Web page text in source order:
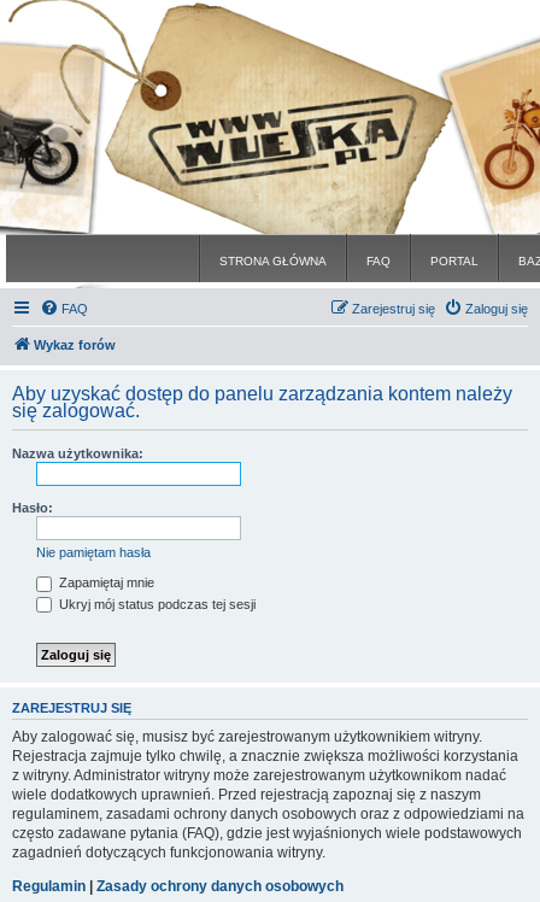
STRONA GŁÓWNA FAQ PORTAL
FAQ Zaloguj się
Zarejestruj się
Wykaz forów
Aby uzyskać dostęp do panelu zarządzania kontem należy
się zalogować.
Nazwa użytkownika:
Hasło:
Nie pamiętam hasła
Zapamiętaj mnie
Ukryj mój status podczas tej sesji
ZAREJESTRUJ SIĘ
Aby zalogować się, musisz być zarejestrowanym użytkownikiem witryny.
Rejestracja zajmuje tylko chwilę, a znacznie zwiększa możliwości korzystania
z witryny. Administrator witryny może zarejestrowanym użytkownikom nadać
wiele dodatkowych uprawnień. Przed rejestracją zapoznaj się z naszym
regulaminem, zasadami ochrony danych osobowych oraz z odpowiedziami na
często zadawane pytania (FAQ), gdzie jest wyjaśnionych wiele podstawowych
zagadnień dotyczących funkcjonowania witryny.
Regulamin | Zasady ochrony danych osobowych